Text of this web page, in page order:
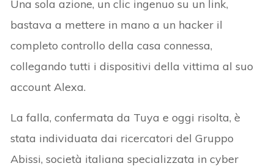
Una sola azione, un clic ingenuo su un link,
bastava a mettere in mano a un hacker il
completo controllo della casa connessa,
collegando tutti i dispositivi della vittima al suo
account Alexa.
La falla, confermata da Tuya e oggi risolta, è
stata individuata dai ricercatori del Gruppo
Abissi, società italiana specializzata in cyber